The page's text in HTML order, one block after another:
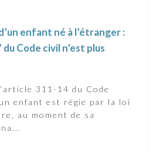
enfant né à l’étranger :
Code civil n’est plus
311-14 du Code
enfant est régie par la loi
au moment de sa